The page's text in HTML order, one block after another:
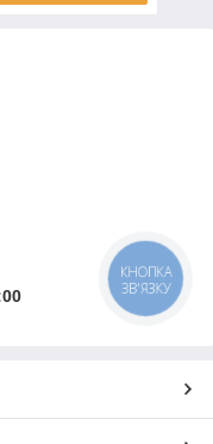
КНОПКА
ЗВ'ЯЗКУ